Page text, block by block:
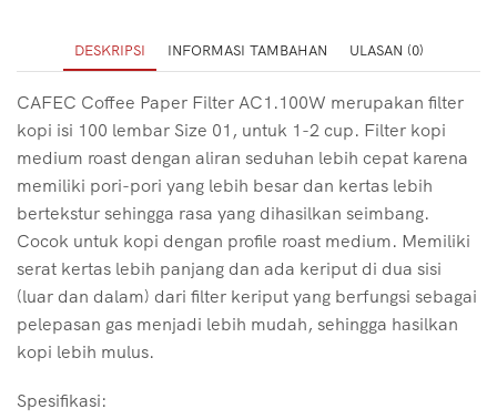
DESKRIPSI INFORMASI TAMBAHAN ULASAN (0)
CAFEC Coffee Paper Filter AC1.100W merupakan filter
kopi isi 100 lembar Size 01, untuk 1-2 cup. Filter kopi
medium roast dengan aliran seduhan lebih cepat karena
memiliki pori-pori yang lebih besar dan kertas lebih
bertekstur sehingga rasa yang dihasilkan seimbang.
Cocok untuk kopi dengan profile roast medium. Memiliki
serat kertas lebih panjang dan ada keriput di dua sisi
(luar dan dalam) dari filter keriput yang berfungsi sebagai
pelepasan gas menjadi lebih mudah, sehingga hasilkan
kopi lebih mulus.
Spesifikasi: